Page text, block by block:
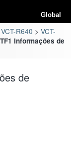
Global
R640
VCT-
Informações de
de